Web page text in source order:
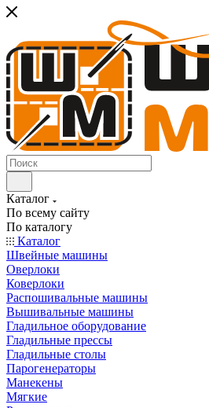
Каталог
По всему сайту
По каталогу
Каталог
Швейные машины
Оверлоки
Коверлоки
Распошивальные машины
Вышивальные машины
Гладильное оборудование
Гладильные прессы
Гладильные столы
Парогенераторы
Манекены
Мягкие